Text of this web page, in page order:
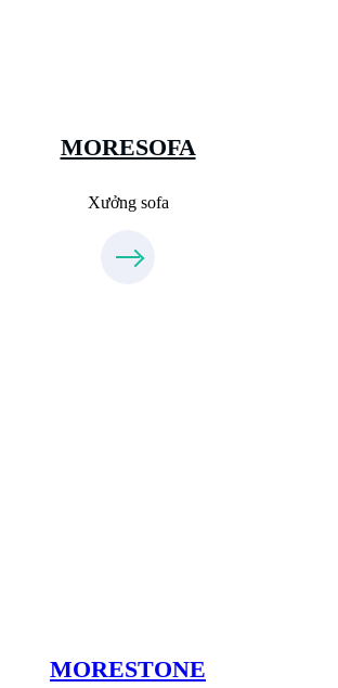
MORESOFA
Xưởng sofa
MORESTONE